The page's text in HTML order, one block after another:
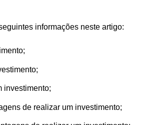
informações neste artigo:
investimento;
de realizar um investimento;